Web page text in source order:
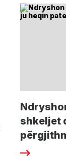
shkeljet